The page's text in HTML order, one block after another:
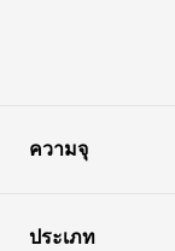
ความจุ
ประเภท